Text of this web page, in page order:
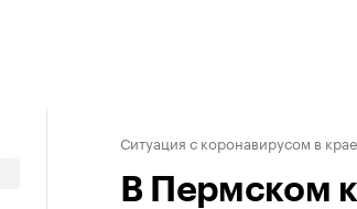
Ситуация с коронавирусом в крае
В Пермском